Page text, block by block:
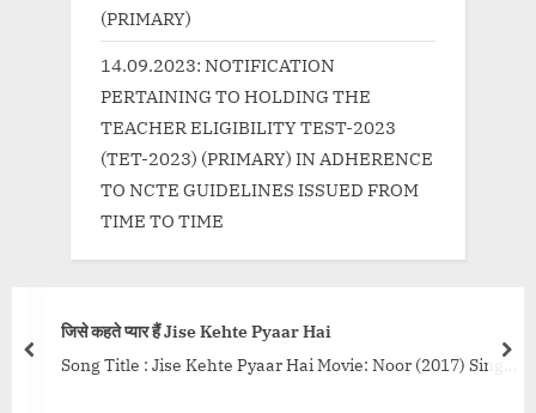
(PRIMARY)
14.09.2023: NOTIFICATION
PERTAINING TO HOLDING THE
TEACHER ELIGIBILITY TEST-2023
(TET-2023) (PRIMARY) IN ADHERENCE
TO NCTE GUIDELINES ISSUED FROM
TIME TO TIME
Pyaar Hai
Pyaar Hai Movie: Noor (2017) Singer:
Song Title : Baarish
prev